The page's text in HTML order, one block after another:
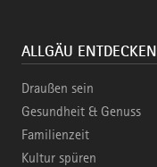
ALLGÄU ENTDECKEN
Draußen sein
Gesundheit & Genuss
Familienzeit
Kultur spüren